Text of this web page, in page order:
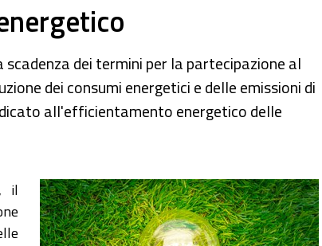
dei termini per la partecipazione al
dei consumi energetici e delle emissioni di
all'efficientamento energetico delle
il